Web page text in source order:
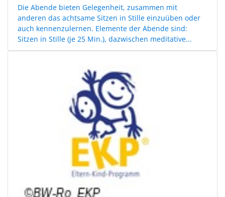
Die Abende bieten Gelegenheit, zusammen mit
anderen das achtsame Sitzen in Stille einzuüben oder
auch kennenzulernen. Elemente der Abende sind:
Sitzen in Stille (je 25 Min.), dazwischen meditative...